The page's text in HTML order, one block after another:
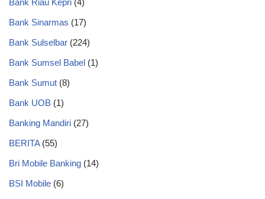
Bank Riau Kepri (4)
Bank Sinarmas (17)
Bank Sulselbar (224)
Bank Sumsel Babel (1)
Bank Sumut (8)
Bank UOB (1)
Banking Mandiri (27)
BERITA(55)
Bri Mobile Banking (14)
BSI Mobile (6)